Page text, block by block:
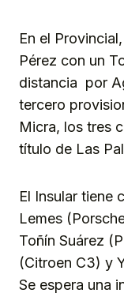
En el
Pérez con un
distancia por
tercero
Micra, los tres
título de Las
El Insular tiene
Lemes
Toñín Suárez
(Citroen C3) y
Se espera una